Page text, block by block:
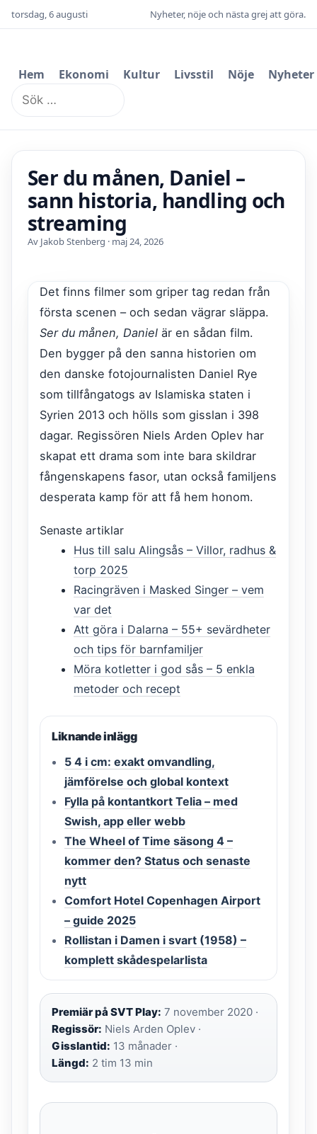
torsdag, 6 augusti Nyheter, nöje och nästa grej att göra.
Hem Ekonomi Kultur Livsstil Nöje
Nyheter
Sök
efter:
Ser du månen, Daniel –
sann historia, handling och
streaming
Av Jakob Stenberg · maj 24, 2026
Det finns filmer som griper tag redan från
första scenen – och sedan vägrar släppa.
Ser du månen, Daniel är en sådan film.
Den bygger på den sanna historien om
den danske fotojournalisten Daniel Rye
som tillfångatogs av Islamiska staten i
Syrien 2013 och hölls som gisslan i 398
dagar. Regissören Niels Arden Oplev har
skapat ett drama som inte bara skildrar
fångenskapens fasor, utan också familjens
desperata kamp för att få hem honom.
Senaste artiklar
Hus till salu Alingsås – Villor, radhus &
torp 2025
Racingräven i Masked Singer – vem
var det
Att göra i Dalarna – 55+ sevärdheter
och tips för barnfamiljer
Möra kotletter i god sås – 5 enkla
metoder och recept
Liknande inlägg
5 4 i cm: exakt omvandling,
jämförelse och global kontext
Fylla på kontantkort Telia – med
Swish, app eller webb
The Wheel of Time säsong 4 –
kommer den? Status och senaste
nytt
Comfort Hotel Copenhagen Airport
– guide 2025
Rollistan i Damen i svart (1958) –
komplett skådespelarlista
Premiär på SVT Play: 7 november 2020 ·
Regissör: Niels Arden Oplev ·
Gisslantid: 13 månader ·
Längd: 2 tim 13 min